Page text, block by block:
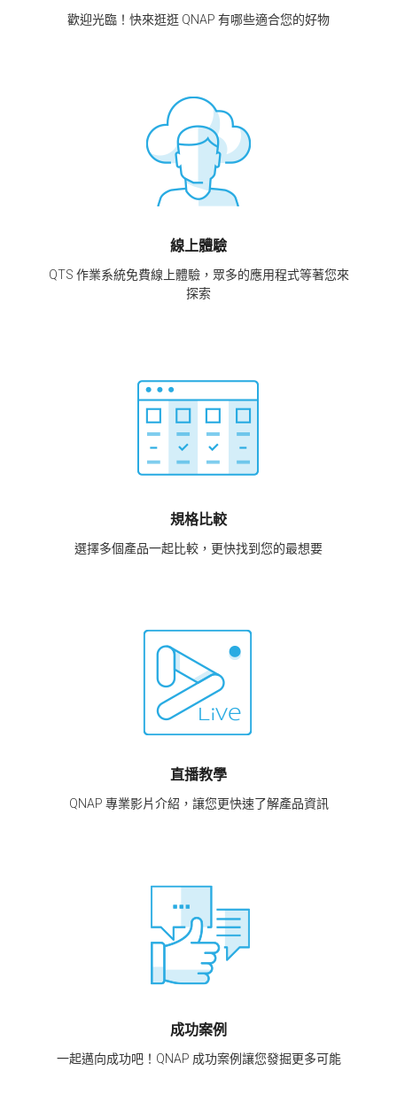
歡迎光臨！快來逛逛 QNAP 有哪些適合您的好物
線上體驗
QTS 作業系統免費線上體驗，眾多的應用程式等著您來
探索
規格比較
選擇多個產品一起比較，更快找到您的最想要
直播教學
QNAP 專業影片介紹，讓您更快速了解產品資訊
成功案例
一起邁向成功吧！QNAP 成功案例讓您發掘更多可能